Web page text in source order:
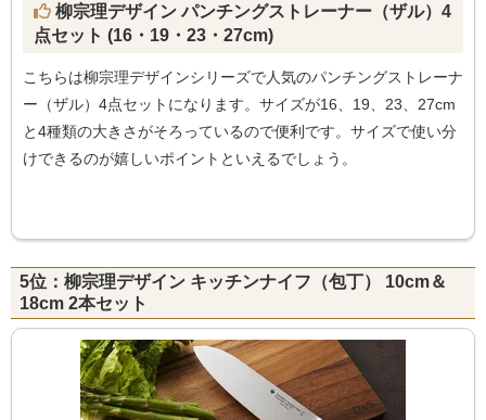
柳宗理デザイン パンチングストレーナー（ザル）4
点セット (16・19・23・27cm)
こちらは柳宗理デザインシリーズで人気のパンチングストレーナ
ー（ザル）4点セットになります。サイズが16、19、23、27cm
と4種類の大きさがそろっているので便利です。サイズで使い分
けできるのが嬉しいポイントといえるでしょう。
5位：柳宗理デザイン キッチンナイフ（包丁） 10cm＆
18cm 2本セット